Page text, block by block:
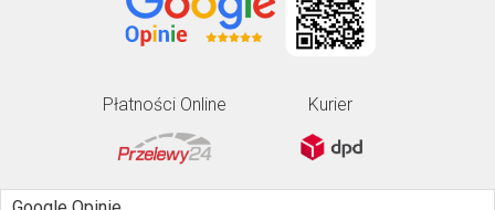
Płatności Online Kurier